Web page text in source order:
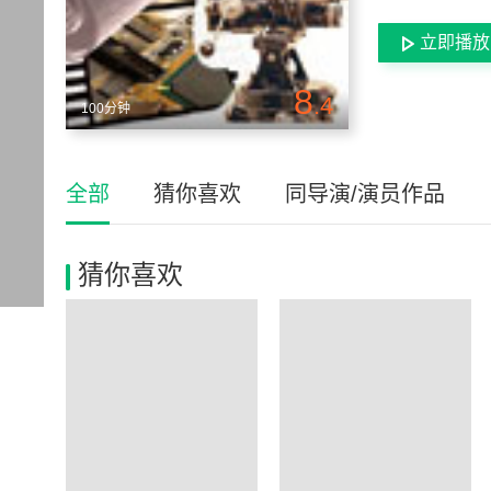
100分钟 8.4
立即播放
全部 猜你喜欢 同导演/演员作品
猜你喜欢